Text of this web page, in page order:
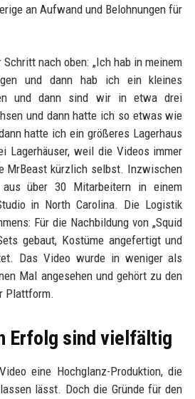
an Aufwand und Belohnungen für
nach oben: „Ich hab in meinem
und dann hab ich ein kleines
und dann sind wir in etwa drei
und dann hatte ich so etwas wie
hatte ich ein größeres Lagerhaus
Lagerhäuser, weil die Videos immer
MrBeast kürzlich selbst. Inzwischen
über 30 Mitarbeitern in einem
in North Carolina. Die Logistik
Für die Nachbildung von „Squid
gebaut, Kostüme angefertigt und
Das Video wurde in weniger als
Mal angesehen und gehört zu den
Plattform.
Erfolg sind vielfältig
eine Hochglanz-Produktion, die
lässt. Doch die Gründe für den